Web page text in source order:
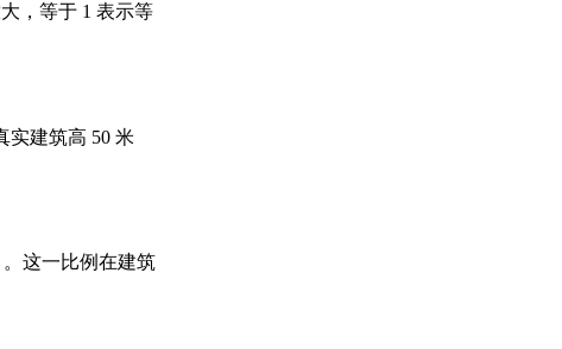
，等于 1 表示等
实建筑高 50 米
。这一比例在建筑